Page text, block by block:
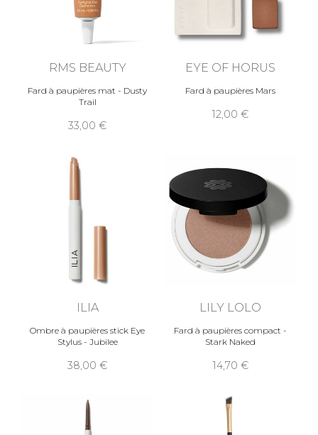
RMS BEAUTY
Fard à paupières mat - Dusty
Trail
33,00
EYE OF HORUS
Fard à paupières Mars
12,00
ILIA
Ombre à paupières stick Eye
Stylus - Jubilee
38,00
LILY LOLO
Fard à paupières compact -
Stark Naked
14,70